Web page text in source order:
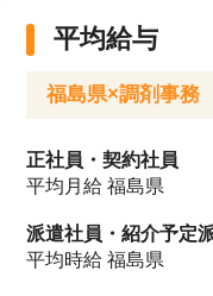
平均給与
福島県×調剤事務
正社員・契約社員
平均月給 福島県
派遣社員・紹介予定
平均時給 福島県